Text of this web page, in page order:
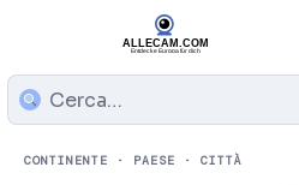
CONTINENTE · PAESE · CITTÀ